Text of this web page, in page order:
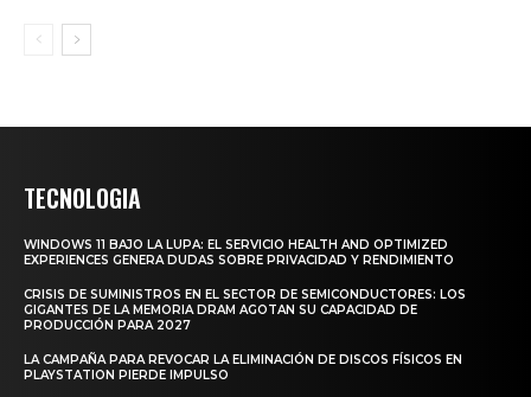
TECNOLOGIA
WINDOWS 11 BAJO LA LUPA: EL SERVICIO HEALTH AND OPTIMIZED
EXPERIENCES GENERA DUDAS SOBRE PRIVACIDAD Y RENDIMIENTO
CRISIS DE SUMINISTROS EN EL SECTOR DE SEMICONDUCTORES: LOS
GIGANTES DE LA MEMORIA DRAM AGOTAN SU CAPACIDAD DE
PRODUCCIÓN PARA 2027
LA CAMPAÑA PARA REVOCAR LA ELIMINACIÓN DE DISCOS FÍSICOS EN
PLAYSTATION PIERDE IMPULSO